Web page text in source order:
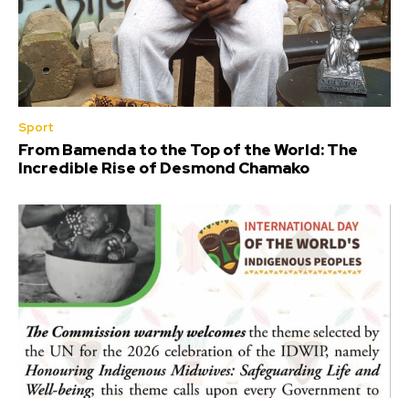
Sport
From Bamenda to the Top of the World: The
Incredible Rise of Desmond Chamako